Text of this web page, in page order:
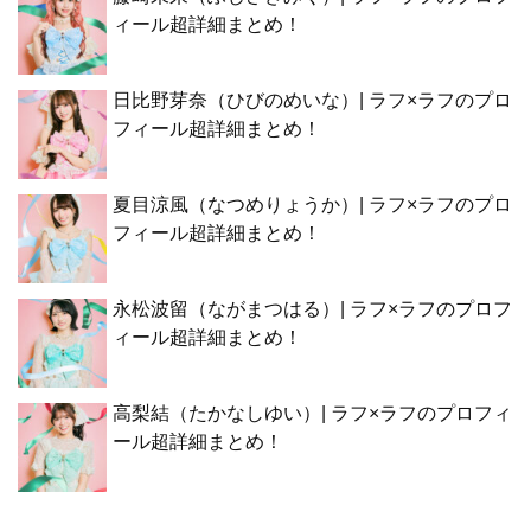
ィール超詳細まとめ！
日比野芽奈（ひびのめいな）| ラフ×ラフのプロ
フィール超詳細まとめ！
夏目涼風（なつめりょうか）| ラフ×ラフのプロ
フィール超詳細まとめ！
永松波留（ながまつはる）| ラフ×ラフのプロフ
ィール超詳細まとめ！
高梨結（たかなしゆい）| ラフ×ラフのプロフィ
ール超詳細まとめ！